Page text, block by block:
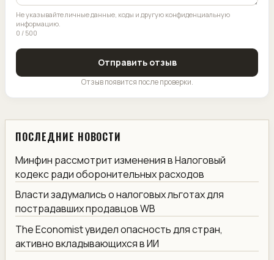
Не указывайте личные данные, коды и другую конфиденциальную
информацию.
0 / 500
Отправить отзыв
Отзыв появится после проверки.
ПОСЛЕДНИЕ НОВОСТИ
Минфин рассмотрит изменения в Налоговый
кодекс ради оборонительных расходов
Власти задумались о налоговых льготах для
пострадавших продавцов WB
The Economist увидел опасность для стран,
активно вкладывающихся в ИИ